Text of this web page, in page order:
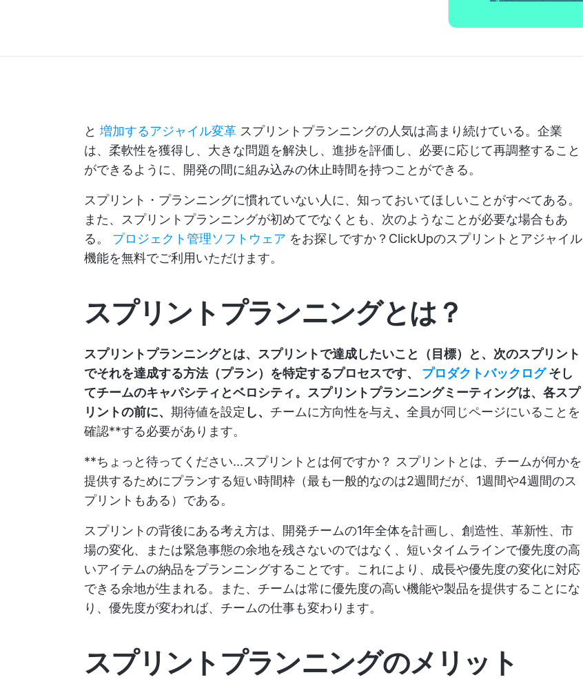
と 増加するアジャイル変革 スプリントプランニングの人気は高まり続けている。企業
は、柔軟性を獲得し、大きな問題を解決し、進捗を評価し、必要に応じて再調整すること
ができるように、開発の間に組み込みの休止時間を持つことができる。
スプリント・プランニングに慣れていない人に、知っておいてほしいことがすべてある。
また、スプリントプランニングが初めてでなくとも、次のようなことが必要な場合もあ
る。 プロジェクト管理ソフトウェア をお探しですか？ClickUpのスプリントとアジャイル
機能を無料でご利用いただけます。
スプリントプランニングとは？
スプリントプランニングとは、スプリントで達成したいこと（目標）と、次のスプリント
でそれを達成する方法（プラン）を特定するプロセスです、 プロダクトバックログそし
てチームのキャパシティとベロシティ。スプリントプランニングミーティングは、各スプ
リントの前に、 期待値を設定 し、 チームに方向性を与え 、 全員が同じページにいることを
確認**する必要があります。
**ちょっと待ってください...スプリントとは何ですか？ スプリントとは、チームが何かを
提供するためにプランする短い時間枠（最も一般的なのは2週間だが、1週間や4週間のス
プリントもある）である。
スプリントの背後にある考え方は、開発チームの1年全体を計画し、創造性、革新性、市
場の変化、または緊急事態の余地を残さないのではなく、短いタイムラインで優先度の高
いアイテムの納品をプランニングすることです。これにより、成長や優先度の変化に対応
できる余地が生まれる。また、チームは常に優先度の高い機能や製品を提供することにな
り、優先度が変われば、チームの仕事も変わります。
スプリントプランニングのメリット